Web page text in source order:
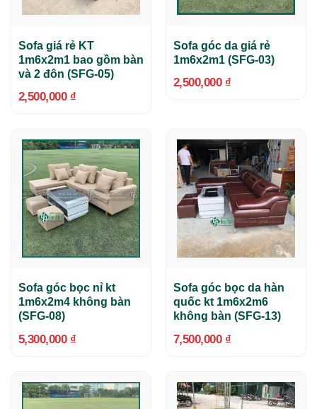
Sofa giá rẻ KT
1m6x2m1 bao gồm bàn
và 2 đôn (SFG-05)
2,500,000 ₫
Sofa góc da giá rẻ
1m6x2m1 (SFG-03)
2,500,000 ₫
Sofa góc bọc nỉ kt
1m6x2m4 không bàn
(SFG-08)
5,300,000 ₫
Sofa góc bọc da hàn
quốc kt 1m6x2m6
không bàn (SFG-13)
7,500,000 ₫